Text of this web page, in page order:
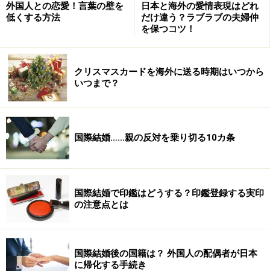
B子さんが大事にしていた物に、とんでもないことが……
※記事内容は執筆時点のものです。最新の内容をご確認くださ
い。
1/2 次のページへ
外国人との恋愛！言葉の壁を
低くする方法
日本と海外の愛情表現はどれ
だけ違う？ラブラブの夫婦仲
を保つコツ！
クリスマスカードを海外に送る時期はいつから
いつまで？
国際結婚……親の反対を乗り切る10カ条
国際結婚で印鑑はどうする？印鑑登録する実印
の注意点とは
国際結婚後の国籍は？ 外国人の配偶者が日本
に帰化する手続き